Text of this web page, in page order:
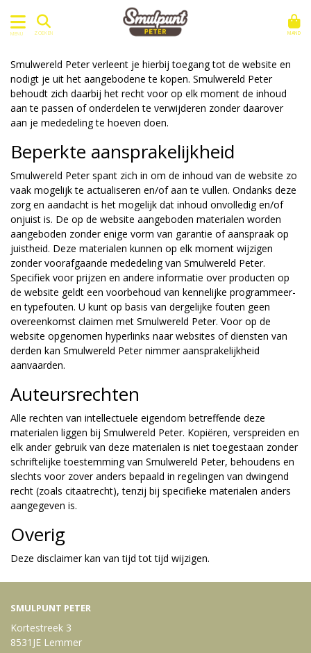
MENU ZOEKEN MAND
Smulwereld Peter verleent je hierbij toegang tot de website en
nodigt je uit het aangebodene te kopen. Smulwereld Peter
behoudt zich daarbij het recht voor op elk moment de inhoud
aan te passen of onderdelen te verwijderen zonder daarover
aan je mededeling te hoeven doen.
Beperkte aansprakelijkheid
Smulwereld Peter spant zich in om de inhoud van de website zo
vaak mogelijk te actualiseren en/of aan te vullen. Ondanks deze
zorg en aandacht is het mogelijk dat inhoud onvolledig en/of
onjuist is. De op de website aangeboden materialen worden
aangeboden zonder enige vorm van garantie of aanspraak op
juistheid. Deze materialen kunnen op elk moment wijzigen
zonder voorafgaande mededeling van Smulwereld Peter.
Specifiek voor prijzen en andere informatie over producten op
de website geldt een voorbehoud van kennelijke programmeer-
en typefouten. U kunt op basis van dergelijke fouten geen
overeenkomst claimen met Smulwereld Peter. Voor op de
website opgenomen hyperlinks naar websites of diensten van
derden kan Smulwereld Peter nimmer aansprakelijkheid
aanvaarden.
Auteursrechten
Alle rechten van intellectuele eigendom betreffende deze
materialen liggen bij Smulwereld Peter. Kopiëren, verspreiden en
elk ander gebruik van deze materialen is niet toegestaan zonder
schriftelijke toestemming van Smulwereld Peter, behoudens en
slechts voor zover anders bepaald in regelingen van dwingend
recht (zoals citaatrecht), tenzij bij specifieke materialen anders
aangegeven is.
Overig
Deze disclaimer kan van tijd tot tijd wijzigen.
SMULPUNT PETER
Kortestreek 3
8531JE Lemmer